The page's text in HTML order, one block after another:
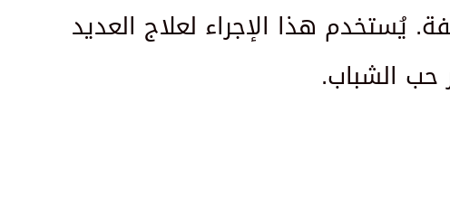
يُستخدم هذا الإجراء لعلاج العديد
حب الشباب.